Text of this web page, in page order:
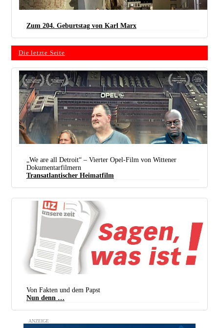
(Foto: DKP Trier)
Zum 204. Geburtstag von Karl Marx
Die letzte Seite
„We are all Detroit“ – Vierter Opel-Film von Wittener
Dokumentarfilmern
Transatlantischer Heimatfilm
Von Fakten und dem Papst
Nun denn …